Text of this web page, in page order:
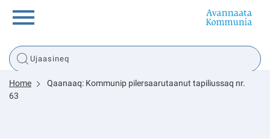
Innuttaasunut
Inuussutissarsiorneq
Home
Qaanaaq: Kommunip pilersaarutaanut tapiliussaq nr.
63